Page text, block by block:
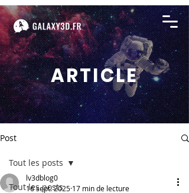
ARTICLE
Post
Tout les posts
Tout les posts
lv3dblog0
16 sept. 2025 17 min de lecture